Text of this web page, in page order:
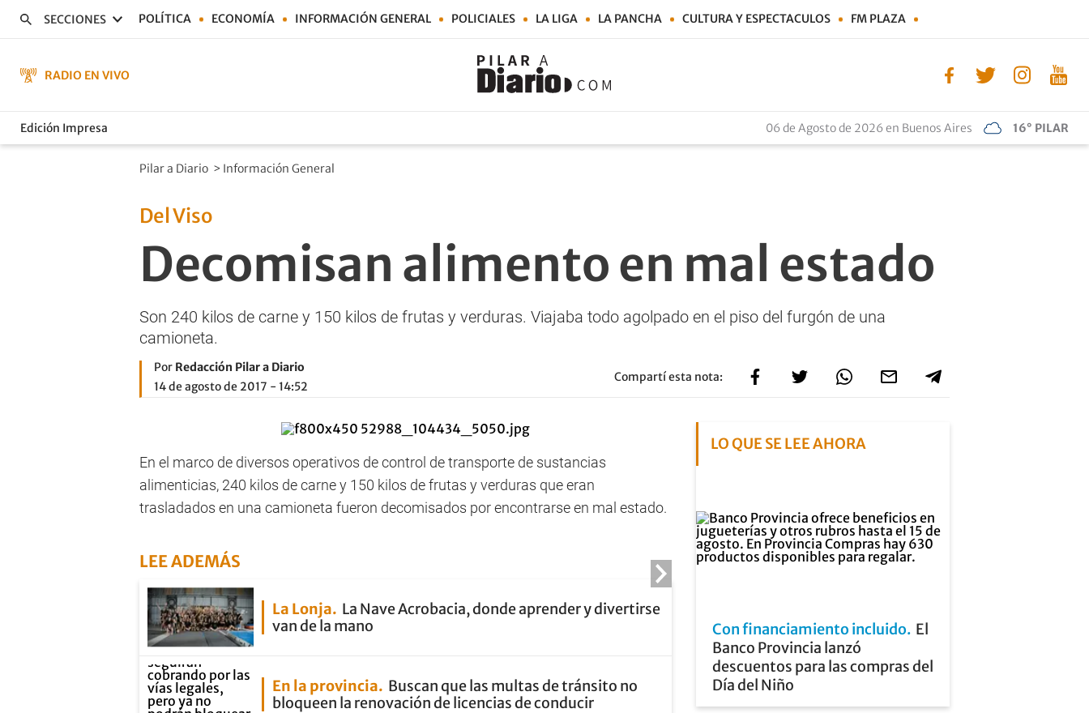
SECCIONES POLÍTICA ECONOMÍA INFORMACIÓN GENERAL POLICIALES LA LIGA LA PANCHA CULTURA Y ESPECTACULOS FM PLAZA
RADIO EN VIVO
Edición Impresa 06 de Agosto de 2026 en Buenos Aires 16° PILAR
Pilar a Diario > Información General
Del Viso
Decomisan alimento en mal estado
Son 240 kilos de carne y 150 kilos de frutas y verduras. Viajaba todo agolpado en el piso del furgón de una
camioneta.
Por Redacción Pilar a Diario
14 de agosto de 2017 - 14:52
Compartí esta nota:
En el marco de diversos operativos de control de transporte de sustancias
alimenticias, 240 kilos de carne y 150 kilos de frutas y verduras que eran
trasladados en una camioneta fueron decomisados por encontrarse en mal estado.
LEE ADEMÁS
La Lonja
La Nave Acrobacia, donde aprender y divertirse
van de la mano
En la provincia
Buscan que las multas de tránsito no
bloqueen la renovación de licencias de conducir
LO QUE SE LEE AHORA
Con financiamiento incluido El
Banco Provincia lanzó
descuentos para las compras del
Día del Niño